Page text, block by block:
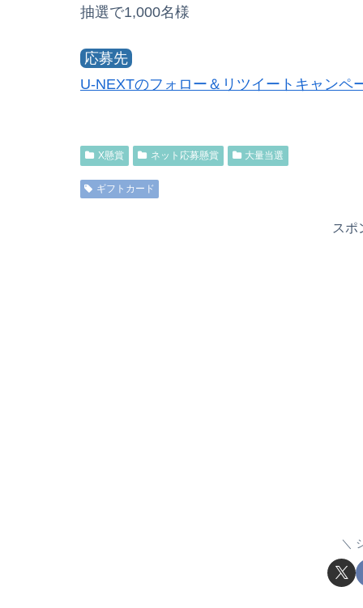
抽選で1,000名様
応募先
U-NEXTのフォロー＆リツイートキャンペ
X懸賞 ネット応募懸賞 大量当選
ギフトカード
スポ